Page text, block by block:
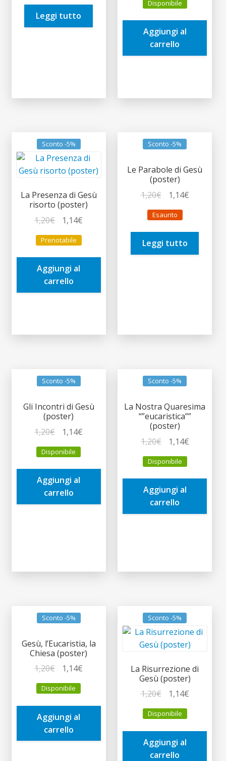
era:
5,90€.
è:
Leggi tutto
originale
era:
5,00€.
è:
Disponibile
Aggiungi al
carrello
Sconto -5%
La Presenza di Gesù
risorto (poster)
1,20€
prezzo
originale
era:
1,20€.
1,14€
è:
Prenotabile
Aggiungi al
carrello
Sconto -5%
Le Parabole di Gesù
(poster)
1,20€
prezzo
originale
era:
1,20€.
1,14€Il
è:
Esaurito
Leggi tutto
Sconto -5%
Gli Incontri di Gesù
(poster)
1,20€
prezzo
originale
era:
1,20€.
1,14€
è:
Disponibile
Aggiungi al
carrello
Sconto -5%
La Nostra Quaresima
“”eucaristica””
(poster)
1,20€
prezzo
originale
era:
1,20€.
1,14€Il
è:
Disponibile
Aggiungi al
carrello
Sconto -5%
Gesù, l’Eucaristia, la
Chiesa (poster)
1,20€
prezzo
originale
era:
1,20€.
1,14€
è:
Disponibile
Aggiungi al
carrello
Sconto -5%
La Risurrezione di
Gesù (poster)
1,20€
prezzo
originale
era:
1,20€.
1,14€Il
è:
Disponibile
Aggiungi al
carrello